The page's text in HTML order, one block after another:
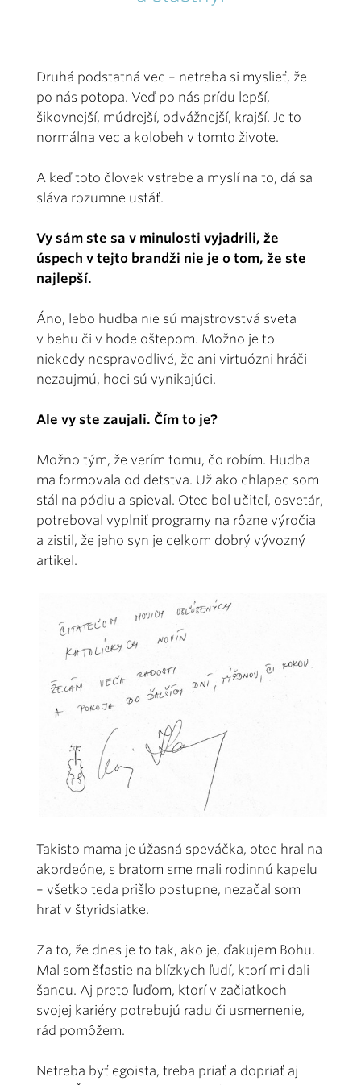
Druhá podstatná vec – netreba si myslieť, že
po nás potopa. Veď po nás prídu lepší,
šikovnejší, múdrejší, odvážnejší, krajší. Je to
normálna vec a kolobeh v tomto živote.
A keď toto človek vstrebe a myslí na to, dá sa
sláva rozumne ustáť.
Vy sám ste sa v minulosti vyjadrili, že
úspech v tejto brandži nie je o tom, že ste
najlepší.
Áno, lebo hudba nie sú majstrovstvá sveta
v behu či v hode oštepom. Možno je to
niekedy nespravodlivé, že ani virtuózni hráči
nezaujmú, hoci sú vynikajúci.
Ale vy ste zaujali. Čím to je?
Možno tým, že verím tomu, čo robím. Hudba
ma formovala od detstva. Už ako chlapec som
stál na pódiu a spieval. Otec bol učiteľ, osvetár,
potreboval vyplniť programy na rôzne výročia
a zistil, že jeho syn je celkom dobrý vývozný
artikel.
Takisto mama je úžasná speváčka, otec hral na
akordeóne, s bratom sme mali rodinnú kapelu
– všetko teda prišlo postupne, nezačal som
hrať v štyridsiatke.
Za to, že dnes je to tak, ako je, ďakujem Bohu.
Mal som šťastie na blízkych ľudí, ktorí mi dali
šancu. Aj preto ľuďom, ktorí v začiatkoch
svojej kariéry potrebujú radu či usmernenie,
rád pomôžem.
Netreba byť egoista, treba priať a dopriať aj